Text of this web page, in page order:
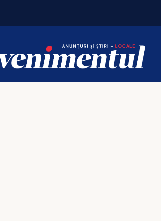
Vocea IMM-urilor pornită din Iași: ce cer